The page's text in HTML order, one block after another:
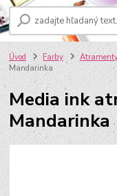
Úvod Farby
Mandarinka
Media ink
Mandarinka